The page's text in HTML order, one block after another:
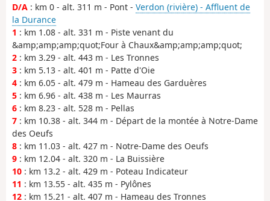
D/A : km 0 - alt. 311 m - Pont - Verdon (rivière) - Affluent de
la Durance
1 : km 1.08 - alt. 331 m - Piste venant du
&amp;amp;amp;quot;Four à Chaux&amp;amp;amp;quot;
2 : km 3.29 - alt. 443 m - Les Tronnes
3 : km 5.13 - alt. 401 m - Patte d'Oie
4 : km 6.05 - alt. 479 m - Hameau des Garduères
5 : km 6.96 - alt. 438 m - Les Maurras
6 : km 8.23 - alt. 528 m - Pellas
7 : km 10.38 - alt. 344 m - Départ de la montée à Notre-Dame
des Oeufs
8 : km 11.03 - alt. 427 m - Notre-Dame des Oeufs
9 : km 12.04 - alt. 320 m - La Buissière
10 : km 13.2 - alt. 429 m - Poteau Indicateur
11 : km 13.55 - alt. 435 m - Pylônes
12 : km 15.21 - alt. 407 m - Hameau des Tronnes